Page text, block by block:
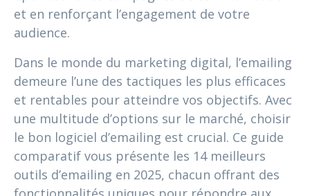
et en renforçant l’engagement de votre
audience.
Dans le monde du marketing digital, l’emailing
demeure l’une des tactiques les plus efficaces
et rentables pour atteindre vos objectifs. Avec
une multitude d’options sur le marché, choisir
le bon logiciel d’emailing est crucial. Ce guide
comparatif vous présente les 14 meilleurs
outils d’emailing en 2025, chacun offrant des